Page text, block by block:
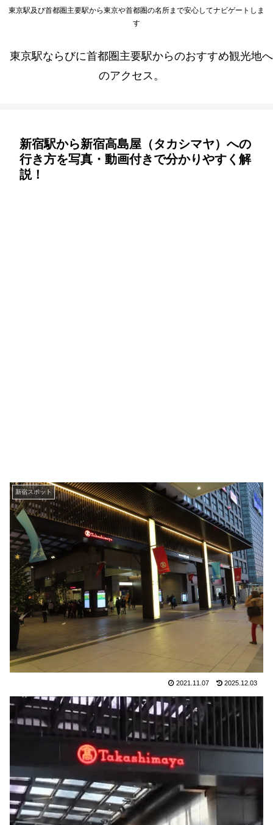
東京駅及び首都圏主要駅から東京や首都圏の名所まで安心してナビゲートしま
す
東京駅ならびに首都圏主要駅からのおすすめ観光地へ
のアクセス。
新宿駅から新宿高島屋（タカシマヤ）への
行き方を写真・動画付きで分かりやすく解
説！
新宿スポット
2021.11.07 2025.12.03